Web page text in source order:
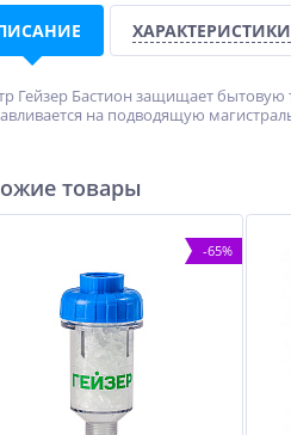
ХАРАКТЕРИСТИКИ
Гейзер Бастион защищает
на подводящую
товары
-65%